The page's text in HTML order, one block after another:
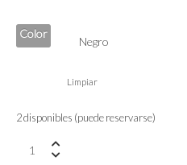
Color
Limpiar
2 disponibles (puede reservarse)
Trasera